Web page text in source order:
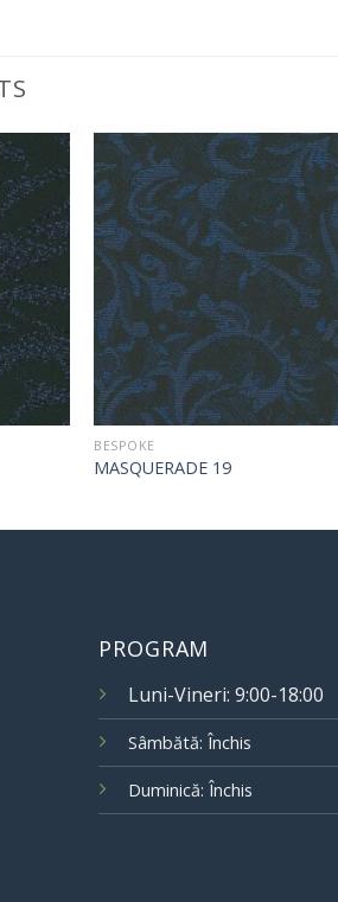
BESPOKE
MASQUERADE 19
PROGRAM
Luni-Vineri: 9:00-18:00
Sâmbătă: Închis
Duminică: Închis